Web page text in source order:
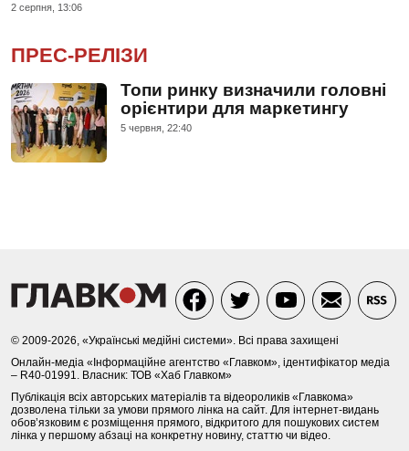
2 серпня, 13:06
ПРЕС-РЕЛІЗИ
Топи ринку визначили головні
орієнтири для маркетингу
5 червня, 22:40
© 2009-2026, «Українські медійні системи». Всі права захищені
Онлайн-медіа «Інформаційне агентство «Главком», ідентифікатор медіа
– R40-01991. Власник: ТОВ «Хаб Главком»
Публікація всіх авторських матеріалів та відеороликів «Главкома»
дозволена тільки за умови прямого лінка на сайт. Для інтернет-видань
обов’язковим є розміщення прямого, відкритого для пошукових систем
лінка у першому абзаці на конкретну новину, статтю чи відео.